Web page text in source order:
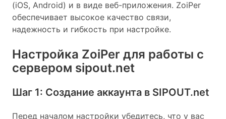
(iOS, Android) и в виде веб-приложения. ZoiPer
обеспечивает высокое качество связи,
надежность и гибкость при настройке.
Настройка ZoiPer для работы с
сервером sipout.net
Шаг 1: Создание аккаунта в SIPOUT.net
Перед началом настройки убедитесь, что у вас